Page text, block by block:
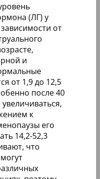
(ЛГ) у
от
и
от 1,9 до 12,5
после 40
к
его
14,2-52,3
что